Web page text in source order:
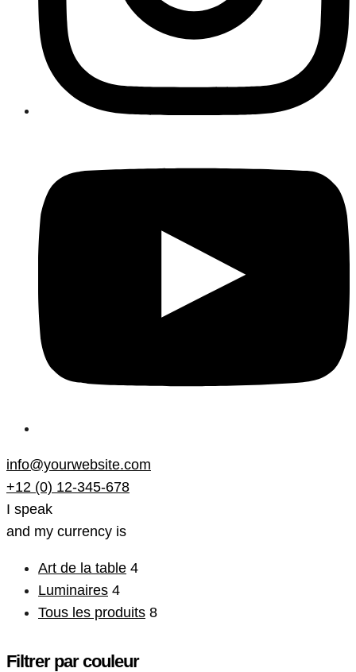
info@yourwebsite.com
+12 (0) 12-345-678
I speak
and my currency is
Art de la table 4
Luminaires 4
Tous les produits 8
Filtrer par couleur